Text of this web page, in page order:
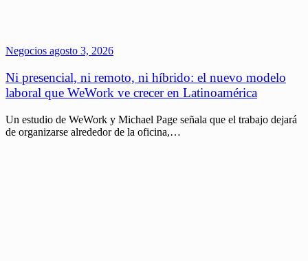
Negocios agosto 3, 2026
Ni presencial, ni remoto, ni híbrido: el nuevo modelo
laboral que WeWork ve crecer en Latinoamérica
Un estudio de WeWork y Michael Page señala que el trabajo dejará
de organizarse alrededor de la oficina,…